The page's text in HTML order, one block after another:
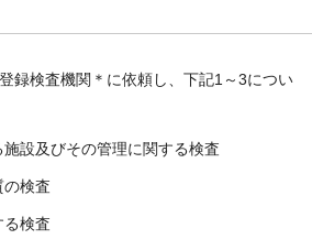
録検査機関＊に依頼し、下記1～3につい
設及びその管理に関する検査
の検査
る検査